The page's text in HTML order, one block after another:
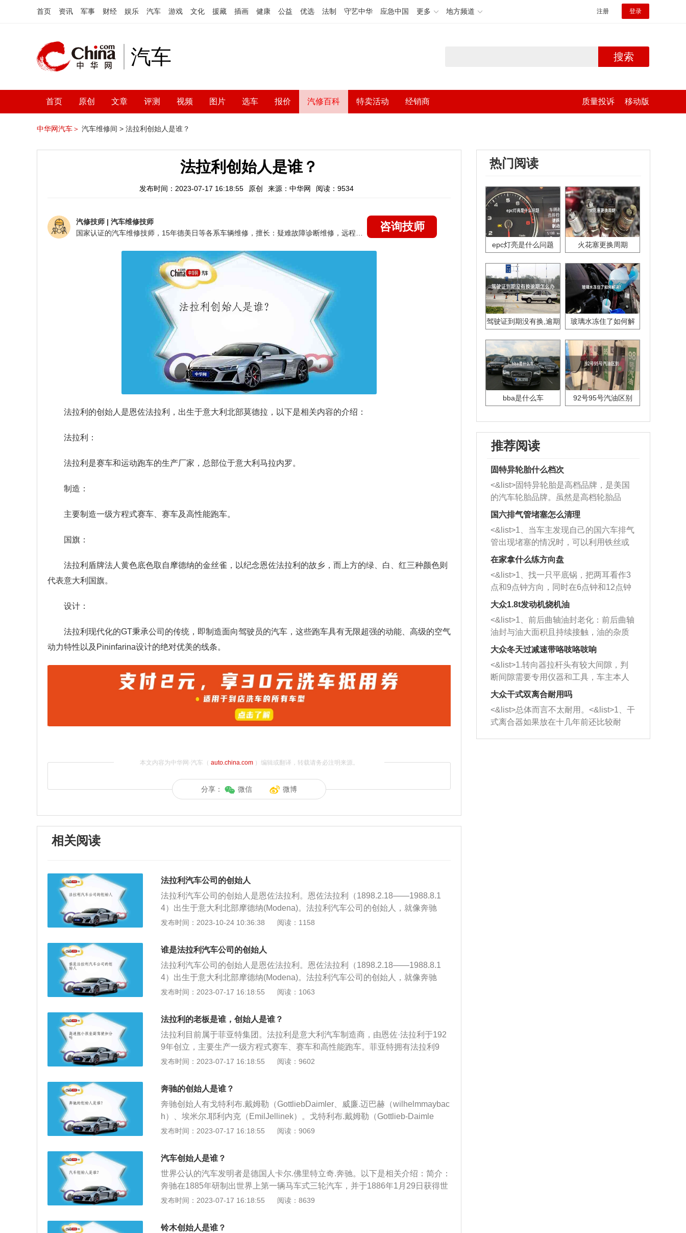
首页 资讯 军事 财经 娱乐 汽车 游戏 文化 援藏 插画 健康 公益 优选 法制 守艺中华 应急中国 更多 地方频道 注册 登录
汽车 搜索
首页 原创 文章 评测 视频 图片 选车 报价 汽修百科 特卖活动 经销商 质量投诉 移动版
中华网汽车＞ 汽车维修间 > 法拉利创始人是谁？
法拉利创始人是谁？
发布时间：2023-07-17 16:18:55 原创 来源：中华网 阅读：9534
汽修技师 | 汽车维修技师
咨询技师
法拉利的创始人是恩佐法拉利，出生于意大利北部莫德拉，以下是相关内容的介绍：
法拉利：
法拉利是赛车和运动跑车的生产厂家，总部位于意大利马拉内罗。
制造：
主要制造一级方程式赛车、赛车及高性能跑车。
国旗：
法拉利盾牌法人黄色底色取自摩德纳的金丝雀，以纪念恩佐法拉利的故乡，而上方的绿、白、红三种颜色则
代表意大利国旗。
设计：
法拉利现代化的GT秉承公司的传统，即制造面向驾驶员的汽车，这些跑车具有无限超强的动能、高级的空气
动力特性以及Pininfarina设计的绝对优美的线条。
本文内容为中华网·汽车（ auto.china.com）编辑或翻译，转载请务必注明来源。
分享： 微信 微博
相关阅读
法拉利汽车公司的创始人
法拉利汽车公司的创始人是恩佐法拉利。恩佐法拉利（1898.2.18——1988.8.1
4）出生于意大利北部摩德纳(Modena)。法拉利汽车公司的创始人，就像奔驰
（本茨）、福特、保时捷等人一样，他在汽车制造业也享有盛誉，人称赛车之
佐法拉利创立了法拉利公司，并生产出第一辆法拉利125S汽车。这被看作是现代
赛车文化的起源，并从此由他主宰。直到1988年去世，他赢得了14次勒芒24小时
耐力赛冠军和9次F1总冠军。他的名字已经成为世界上最具声望的一个高性能赛
车品牌。1988年8月14日于摩德纳去世。恩佐法拉利于1898年2月18日出生在意
大利北部摩德纳(Modena)的一个小钣金工厂主的家中。由于他出生时天降大雪，
是一个技艺超群的铸铁好手，而且是一个如醉如痴的赛车迷。在他10岁那年，父
亲带他到波伦亚观看了一场汽车比赛。赛车场那集惊险、刺激于一体的惊心动魄
场面深深地吸引了他，他盼望着自己也能成为一名优秀赛车手。13岁那年，他千
发布时间：2023-10-24 10:36:38 阅读：1158
谁是法拉利汽车公司的创始人
法拉利汽车公司的创始人是恩佐法拉利。恩佐法拉利（1898.2.18——1988.8.1
4）出生于意大利北部摩德纳(Modena)。法拉利汽车公司的创始人，就像奔驰
（本茨）、福特、保时捷等人一样，他在汽车制造业也享有盛誉，人称赛车之
佐法拉利创立了法拉利公司，并生产出第一辆法拉利125S汽车。这被看作是现代
赛车文化的起源，并从此由他主宰。直到1988年去世，他赢得了14次勒芒24小时
耐力赛冠军和9次F1总冠军。他的名字已经成为世界上最具声望的一个高性能赛
车品牌。1988年8月14日于摩德纳去世。恩佐法拉利于1898年2月18日出生在意
大利北部摩德纳(Modena)的一个小钣金工厂主的家中。由于他出生时天降大雪，
是一个技艺超群的铸铁好手，而且是一个如醉如痴的赛车迷。在他10岁那年，父
亲带他到波伦亚观看了一场汽车比赛。赛车场那集惊险、刺激于一体的惊心动魄
场面深深地吸引了他，他盼望着自己也能成为一名优秀赛车手。13岁那年，他千
发布时间：2023-07-17 16:18:55 阅读：1063
法拉利的老板是谁，创始人是谁？
法拉利目前属于菲亚特集团。法拉利是意大利汽车制造商，由恩佐·法拉利于192
9年创立，主要生产一级方程式赛车、赛车和高性能跑车。菲亚特拥有法拉利9
0%的股份，但法拉利可以独立于菲亚特运营。公司总部位于意大利马拉内罗，菲
后，股东们决定重振这家陷入困境的公司。1991年，卢卡迪·蒙特泽莫罗被任命
为董事长，2014年10月13日正式辞职。法拉利总裁:蒙特泽莫罗。
发布时间：2023-07-17 16:18:55 阅读：9602
奔驰的创始人是谁？
奔驰创始人有戈特利布.戴姆勒（GottliebDaimler、威廉.迈巴赫（wilhelmmaybac
h）、埃米尔.耶利内克（EmilJellinek）。戈特利布.戴姆勒（Gottlieb-Daimle
r）：德国工程师和发明家，现代汽车工业的先驱之一。卡尔.弗里德里希.奔驰（c
之一，被誉为“汽车之父”。1916斯图加特科技大学授予威廉.迈巴赫荣誉博士称
号。192912月29日威廉.迈巴赫在斯图加特逝世。1996威廉.迈巴赫的名字进入汽
车名人堂。威廉.迈巴赫（wilhelm-maybach）：是戴姆勒-梅赛德斯-奔驰（梅赛
德斯--奔驰的前身）三大创始人之一，世界上第一辆奔驰汽车的发明者之一。埃
米尔.耶利内克（Emil-Jellinek）：一位有商业头脑的赛车迷，最成功的戴姆勒汽
发布时间：2023-07-17 16:18:55 阅读：9069
汽车创始人是谁？
世界公认的汽车发明者是德国人卡尔.佛里特立奇.奔驰。以下是相关介绍：简介：
奔驰在1885年研制出世界上第一辆马车式三轮汽车，并于1886年1月29日获得世
界第一项汽车发明专利，这一天被大多数人称为现代汽车诞生日，奔驰也被后人
在1884年就发明汽车并申请专利，法国在汽车发展史上作出的巨大贡献不可磨
发布时间：2023-07-17 16:18:55 阅读：8639
铃木创始人是谁？
热门阅读
epc灯亮是什么问题 火花塞更换周期
驾驶证到期没有换,逾期
玻璃水冻住了如何解
bba是什么车 92号95号汽油区别
推荐阅读
固特异轮胎什么档次
<&list>固特异轮胎是高档品牌，是美国
的汽车轮胎品牌。虽然是高档轮胎品
牌，但是中高低端的轮胎都有生产，这
也是为了更好的开拓市场。
国六排气管堵塞怎么清理
<&list>1、当车主发现自己的国六车排气
管出现堵塞的情况时，可以利用铁丝或
者是细棍，直接将杂物给取出来，如果
堵塞情况比较严重，也可以采取应急措
施。 <&list>2、直接利用木棍将所有的
杂物推到排气管里面的位置处，然后将
三元催化器拆解开，就可以将堵塞的东
西取出来。但如果是因为积碳过多引起
的堵塞，就需要将三元催化器泡在草酸
洗剂对堵塞的情况得到解决，将清洗剂
放在燃油箱中，与燃油混合后，车辆启
动时，就可以和汽油一起进入到燃烧
室，最后形成废气排出，就可以让三元
催化器得到清洗，排气管堵塞的情况就
能够得到解决。
在家拿什么练方向盘
<&list>1、找一只平底锅，把两耳看作3
点和9点钟方向，同时在6点钟和12点钟
方向做一个标记。 <&list>2、双手握住
一圈半的练习，往右同样也要打相同的
圈数。 <&list>3、最后强调要反复练
习，这样就可以形成肌肉记忆，在真实
驾驶车辆时，不需要记忆也能打好方
向。
大众1.8t发动机烧机油
<&list>1、前后曲轴油封老化：前后曲轴
油封与油大面积且持续接触，油的杂质
和发动机内持续温度变化使其密封效果
逐渐减弱，导致渗油或漏油。<&list>2、
活塞间隙过大：积碳会使活塞环与缸体
的间隙扩大，导致机油流入燃烧室中，
造成烧机油。<&list>3、机油粘度。使用
机油粘度过小的话，同样会有烧机油现
象，机油粘度过小具有很好的流动性，
大众冬天过减速带咯吱咯吱响
<&list>1.转向器拉杆头有较大间隙，判
断间隙需要专用仪器和工具，车主本人
无法制作，需要将车辆送到修理厂或4s
店；<&list>2.车辆半轴套管防尘罩破
裂，破裂后会出现漏油现象，使半轴磨
损严重，磨损的半轴容易损坏，产生异
响；<&list>3.稳定器的转向胶套和球头
大众干式双离合耐用吗
<&list>总体而言不太耐用。<&list>1、干
式离合器如果放在十几年前还比较耐